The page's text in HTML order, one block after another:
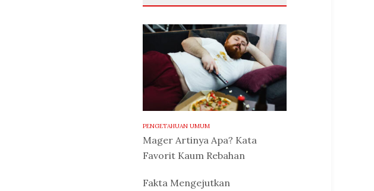
PENGETAHUAN UMUM
Mager Artinya Apa? Kata
Favorit Kaum Rebahan
Fakta Mengejutkan